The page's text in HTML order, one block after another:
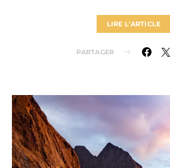
LIRE L'ARTICLE
PARTAGER